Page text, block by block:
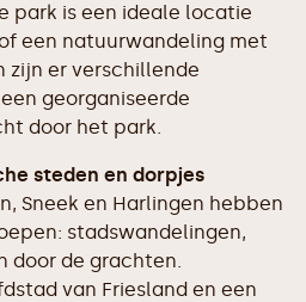
park is een ideale locatie
een natuurwandeling met
zijn er verschillende
georganiseerde
door het park.
steden en dorpjes
Sneek en Harlingen hebben
stadswandelingen,
door de grachten.
van Friesland en een